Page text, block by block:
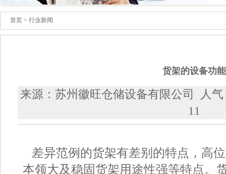
首页 > 行业新闻
货架的设备功能
来源：苏州徽旺仓储设备有限公司 人
11
差异范例的货架有差别的特点，高
本领大及稳固货架用途性强等特点。